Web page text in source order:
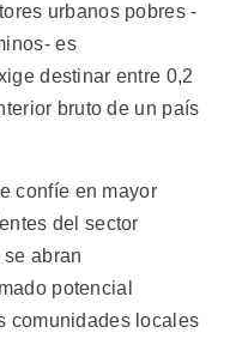
urbanos pobres -
es
destinar entre 0,2
bruto de un país
confíe en mayor
del sector
abran
potencial
comunidades locales